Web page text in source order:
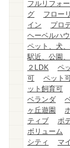
フルリフォ
グ
フロー
イン
プロ
ヘーベルハ
ペット、犬
駅近、公園
２LDK
ペ
可
ペット
ット飼育可
ベランダ
ヶ丘遊園
ティブ
ポ
ボリューム
シティ
マ